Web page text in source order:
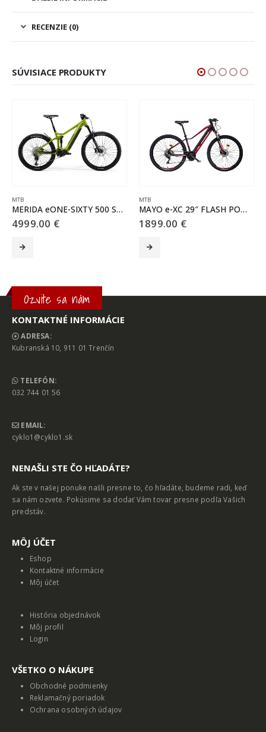
RECENZIE (0)
SÚVISIACE PRODUKTY
MTB
MERIDA eONE-SIXTY 500 SE matný zelený(čierny)
4999.00 €
MTB
MAYO e-XC 29″ FLASH POWER BB 10spd čierna – červená
1899.00 €
Ozvite sa nám
KONTAKTNÉ INFORMÁCIE
ADRESA:
Kubranská 10, 911 01 Trenčín
TELEFÓN:
032 744 01 56
EMAIL:
cyklo1@cyklo1.sk
NENAŠLI STE ČO HĽADÁTE?
Ak ste v našej ponuke našli presne to, čo hľadáte, budeme radi, keď
sa nám ozvete. Pokúsime sa dodať Vám tovar presne podľa Vašich
predstáv.
MȎJ ÚČET
Eshop
Kontaktné informácie
Môj účet
História objednávok
Môj profil
Login
VŠETKO O NÁKUPE
Obchodné podmienky
Reklamačný poriadok
Ochrana osobných údajov